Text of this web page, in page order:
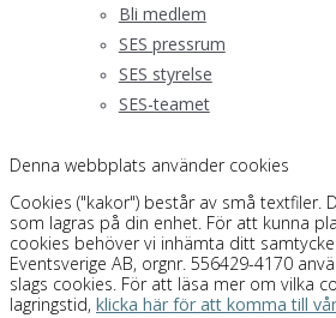
Bli medlem
SES pressrum
SES styrelse
SES-teamet
Denna webbplats använder cookies
Cookies ("kakor") består av små textfiler.
som lagras på din enhet. För att kunna
cookies behöver vi inhämta ditt
Eventsverige AB, orgnr. 556429-4170
slags cookies. För att läsa mer om vilka
lagringstid, klicka här för att komma till